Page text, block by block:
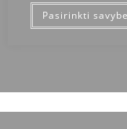
Pasirinkti